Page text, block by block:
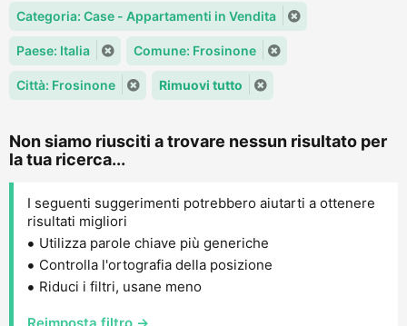
Categoria: Case - Appartamenti in Vendita
Paese: Italia Comune: Frosinone
Città: Frosinone Rimuovi tutto
Non siamo riusciti a trovare nessun risultato per
la tua ricerca...
I seguenti suggerimenti potrebbero aiutarti a ottenere
risultati migliori
Utilizza parole chiave più generiche
Controlla l'ortografia della posizione
Riduci i filtri, usane meno